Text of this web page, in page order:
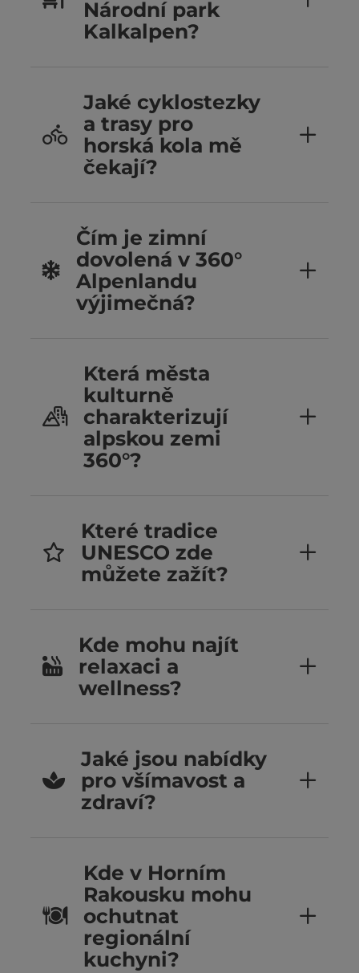
Národní park
Kalkalpen?
Jaké cyklostezky
a trasy pro
horská kola mě
čekají?
Čím je zimní
dovolená v 360°
Alpenlandu
výjimečná?
Která města
kulturně
charakterizují
alpskou zemi
360°?
Které tradice
UNESCO zde
můžete zažít?
Kde mohu najít
relaxaci a
wellness?
Jaké jsou nabídky
pro všímavost a
zdraví?
Kde v Horním
Rakousku mohu
ochutnat
regionální
kuchyni?